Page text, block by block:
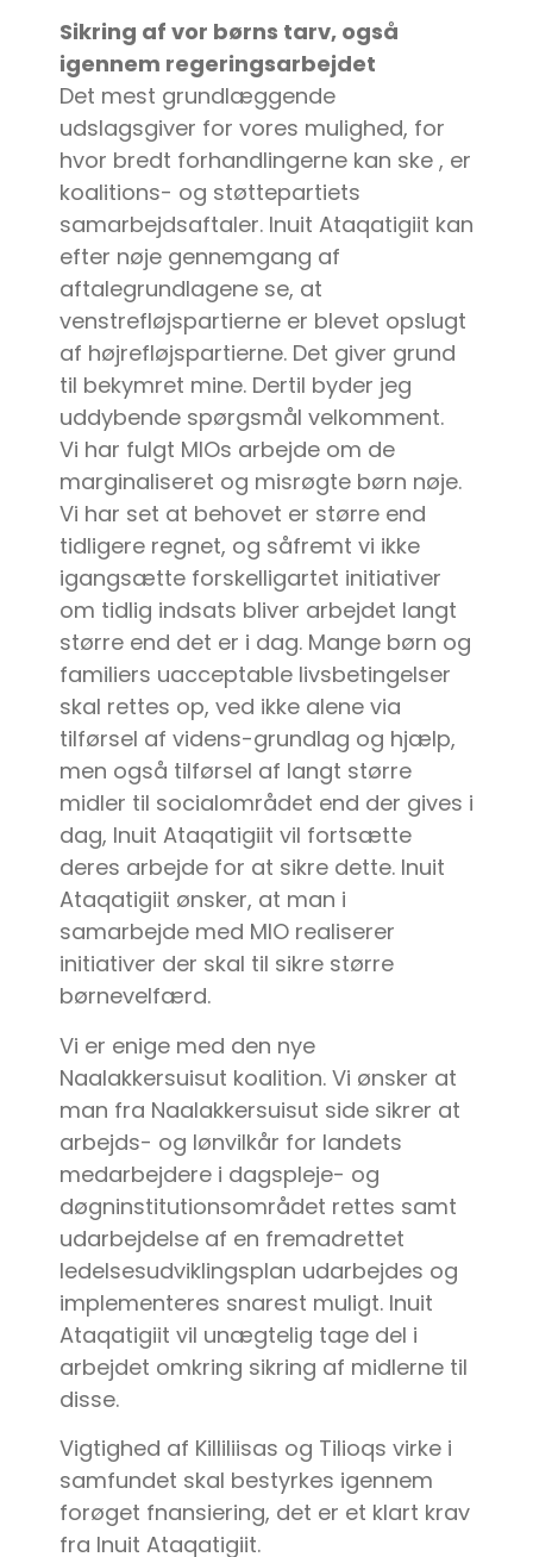
Sikring af vor børns tarv, også
igennem regeringsarbejdet
Det mest grundlæggende
udslagsgiver for vores mulighed, for
hvor bredt forhandlingerne kan ske , er
koalitions- og støttepartiets
samarbejdsaftaler. Inuit Ataqatigiit kan
efter nøje gennemgang af
aftalegrundlagene se, at
venstrefløjspartierne er blevet opslugt
af højrefløjspartierne. Det giver grund
til bekymret mine. Dertil byder jeg
uddybende spørgsmål velkomment.
Vi har fulgt MIOs arbejde om de
marginaliseret og misrøgte børn nøje.
Vi har set at behovet er større end
tidligere regnet, og såfremt vi ikke
igangsætte forskelligartet initiativer
om tidlig indsats bliver arbejdet langt
større end det er i dag. Mange børn og
familiers uacceptable livsbetingelser
skal rettes op, ved ikke alene via
tilførsel af videns-grundlag og hjælp,
men også tilførsel af langt større
midler til socialområdet end der gives i
dag, Inuit Ataqatigiit vil fortsætte
deres arbejde for at sikre dette. Inuit
Ataqatigiit ønsker, at man i
samarbejde med MIO realiserer
initiativer der skal til sikre større
børnevelfærd.
Vi er enige med den nye
Naalakkersuisut koalition. Vi ønsker at
man fra Naalakkersuisut side sikrer at
arbejds- og lønvilkår for landets
medarbejdere i dagspleje- og
døgninstitutionsområdet rettes samt
udarbejdelse af en fremadrettet
ledelsesudviklingsplan udarbejdes og
implementeres snarest muligt. Inuit
Ataqatigiit vil unægtelig tage del i
arbejdet omkring sikring af midlerne til
disse.
Vigtighed af Killiliisas og Tilioqs virke i
samfundet skal bestyrkes igennem
forøget fnansiering, det er et klart krav
fra Inuit Ataqatigiit.